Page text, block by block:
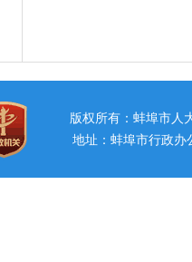
版权所有：蚌埠市
地址：蚌埠市行政